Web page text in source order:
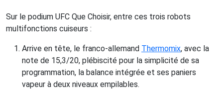
Sur le podium UFC Que Choisir, entre ces trois robots
multifonctions cuiseurs :
Arrive en tête, le franco-allemand Thermomix, avec la
note de 15,3/20, plébiscité pour la simplicité de sa
programmation, la balance intégrée et ses paniers
vapeur à deux niveaux empilables.